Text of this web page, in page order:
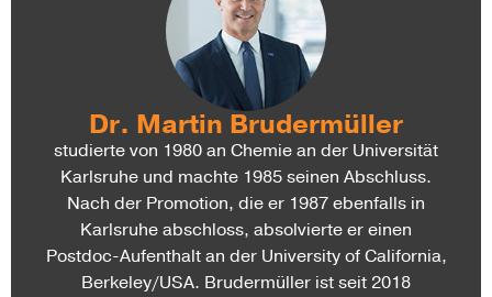
Dr. Martin Brudermüller
studierte von 1980 an Chemie an der Universität
Karlsruhe und machte 1985 seinen Abschluss.
Nach der Promotion, die er 1987 ebenfalls in
Karlsruhe abschloss, absolvierte er einen
Postdoc-Aufenthalt an der University of California,
Berkeley/USA. Brudermüller ist seit 2018